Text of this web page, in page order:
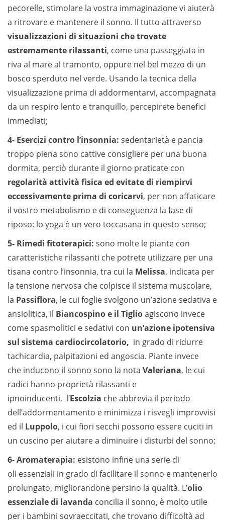
pecorelle, stimolare la vostra immaginazione vi aiuterà
a ritrovare e mantenere il sonno. Il tutto attraverso
visualizzazioni di situazioni che trovate
estremamente rilassanti, come una passeggiata in
riva al mare al tramonto, oppure nel bel mezzo di un
bosco sperduto nel verde. Usando la tecnica della
visualizzazione prima di addormentarvi, accompagnata
da un respiro lento e tranquillo, percepirete benefici
immediati;
4- Esercizi contro l’insonnia: sedentarietà e pancia
troppo piena sono cattive consigliere per una buona
dormita, perciò durante il giorno praticate con
regolarità attività fisica ed evitate di riempirvi
eccessivamente prima di coricarvi, per non affaticare
il vostro metabolismo e di conseguenza la fase di
riposo: lo yoga è un vero toccasana in questo senso;
5- Rimedi fitoterapici: sono molte le piante con
caratteristiche rilassanti che potrete utilizzare per una
tisana contro l’insonnia, tra cui la Melissa, indicata per
la tensione nervosa che colpisce il sistema muscolare,
la Passiflora, le cui foglie svolgono un’azione sedativa e
ansiolitica, il Biancospino e il Tiglioagiscono invece
come spasmolitici e sedativi con un’azione ipotensiva
sul sistema cardiocircolatorio, in grado di ridurre
tachicardia, palpitazioni ed angoscia. Piante invece
che inducono il sonno sono la nota Valeriana, le cui
radici hanno proprietà rilassanti e
ipnoinducenti, l’Escolzia che abbrevia il periodo
dell’addormentamento e minimizza i risvegli improvvisi
ed il Luppolo, i cui fiori secchi possono essere cuciti in
un cuscino per aiutare a diminuire i disturbi del sonno;
6- Aromaterapia: esistono infine una serie di
oli essenziali in grado di facilitare il sonno e mantenerlo
prolungato, migliorandone persino la qualità. L’olio
essenziale di lavanda concilia il sonno, è molto utile
per i bambini sovraeccitati, che trovano difficoltà ad